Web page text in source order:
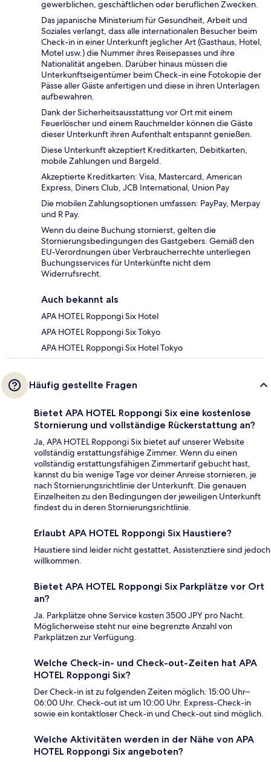
gewerblichen, geschäftlichen oder beruflichen Zwecken.
Das japanische Ministerium für Gesundheit, Arbeit und
Soziales verlangt, dass alle internationalen Besucher beim
Check-in in einer Unterkunft jeglicher Art (Gasthaus, Hotel,
Motel usw.) die Nummer ihres Reisepasses und ihre
Nationalität angeben. Darüber hinaus müssen die
Unterkunftseigentümer beim Check-in eine Fotokopie der
Pässe aller Gäste anfertigen und diese in ihren Unterlagen
aufbewahren.
Dank der Sicherheitsausstattung vor Ort mit einem
Feuerlöscher und einem Rauchmelder können die Gäste
dieser Unterkunft ihren Aufenthalt entspannt genießen.
Diese Unterkunft akzeptiert Kreditkarten, Debitkarten,
mobile Zahlungen und Bargeld.
Akzeptierte Kreditkarten: Visa, Mastercard, American
Express, Diners Club, JCB International, Union Pay
Die mobilen Zahlungsoptionen umfassen: PayPay, Merpay
und R Pay.
Wenn du deine Buchung stornierst, gelten die
Stornierungsbedingungen des Gastgebers. Gemäß den
EU-Verordnungen über Verbraucherrechte unterliegen
Buchungsservices für Unterkünfte nicht dem
Widerrufsrecht.
Auch bekannt als
APA HOTEL Roppongi Six Hotel
APA HOTEL Roppongi Six Tokyo
APA HOTEL Roppongi Six Hotel Tokyo
Häufig gestellte Fragen
Bietet APA HOTEL Roppongi Six eine kostenlose
Stornierung und vollständige Rückerstattung an?
Ja, APA HOTEL Roppongi Six bietet auf unserer Website
vollständig erstattungsfähige Zimmer. Wenn du einen
vollständig erstattungsfähigen Zimmertarif gebucht hast,
kannst du bis wenige Tage vor deiner Anreise stornieren, je
nach Stornierungsrichtlinie der Unterkunft. Die genauen
Einzelheiten zu den Bedingungen der jeweiligen Unterkunft
findest du in deren Stornierungsrichtlinie.
Erlaubt APA HOTEL Roppongi Six Haustiere?
Haustiere sind leider nicht gestattet, Assistenztiere sind jedoch
willkommen.
Bietet APA HOTEL Roppongi Six Parkplätze vor Ort
an?
Ja. Parkplätze ohne Service kosten 3500 JPY pro Nacht.
Möglicherweise steht nur eine begrenzte Anzahl von
Parkplätzen zur Verfügung.
Welche Check-in- und Check-out-Zeiten hat APA
HOTEL Roppongi Six?
Der Check-in ist zu folgenden Zeiten möglich: 15:00 Uhr–
06:00 Uhr. Check-out ist um 10:00 Uhr. Express-Check-in
sowie ein kontaktloser Check-in und Check-out sind möglich.
Welche Aktivitäten werden in der Nähe von APA
HOTEL Roppongi Six angeboten?